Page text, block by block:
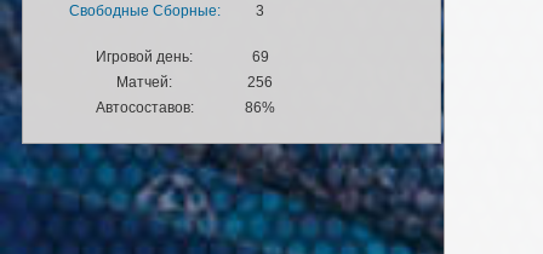
Свободные Сборные:
3
Игровой день:
69
Матчей:
256
Автосоставов:
86%